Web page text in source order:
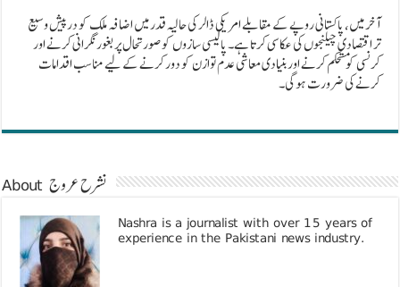
آخر میں، پاکستانی روپے کے مقابلے امریکی ڈالر کی حالیہ قدر میں اضافہ ملک کو درپیش وسیع
تر اقتصادی چیلنجوں کی عکاسی کرتا ہے۔ پالیسی سازوں کو صورتحال پر بغور نگرانی کرنے اور
کرنسی کو مستحکم کرنے اور بنیادی معاشی عدم توازن کو دور کرنے کے لیے مناسب اقدامات
کرنے کی ضرورت ہوگی۔
About نشرح عروج
Nashra is a journalist with over 15 years of
experience in the Pakistani news industry.